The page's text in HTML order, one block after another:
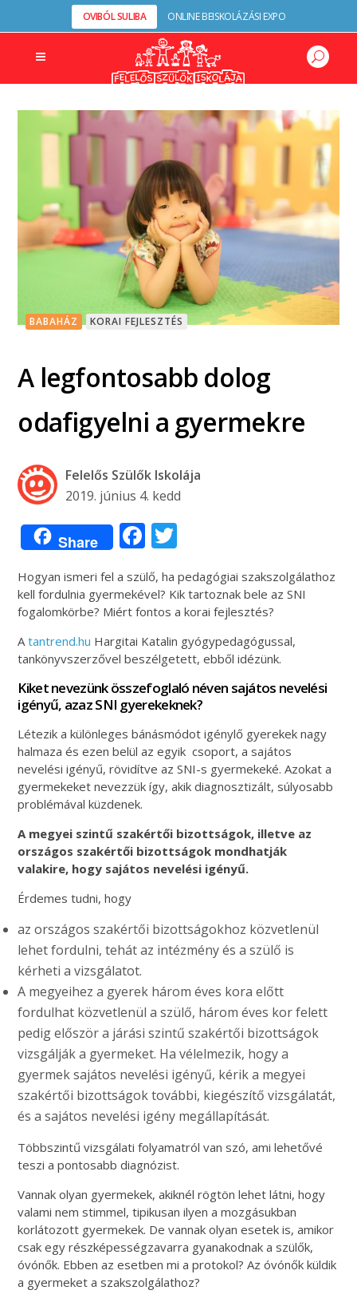
OVIBÓL SULIBA ONLINE BEISKOLÁZÁSI EXPO
BABAHÁZ KORAI FEJLESZTÉS
A legfontosabb dolog
odafigyelni a gyermekre
Felelős Szülők Iskolája
2019. június 4. kedd
Share Facebook
Hogyan ismeri fel a szülő, ha pedagógiai szakszolgálathoz
kell fordulnia gyermekével? Kik tartoznak bele az SNI
fogalomkörbe? Miért fontos a korai fejlesztés?
Atantrend.hu Hargitai Katalin gyógypedagógussal,
tankönyvszerzővel beszélgetett, ebből idézünk.
Kiket nevezünk összefoglaló néven sajátos nevelési
igényű, azaz SNI gyerekeknek?
Létezik a különleges bánásmódot igénylő gyerekek nagy
halmaza és ezen belül az egyik csoport, a sajátos
nevelési igényű, rövidítve az SNI-s gyermekeké. Azokat a
gyermekeket nevezzük így, akik diagnosztizált, súlyosabb
problémával küzdenek.
A megyei szintű szakértői bizottságok, illetve az
országos szakértői bizottságok mondhatják
valakire, hogy sajátos nevelési igényű.
Érdemes tudni, hogy
az országos szakértői bizottságokhoz közvetlenül
lehet fordulni, tehát az intézmény és a szülő is
kérheti a vizsgálatot.
A megyeihez a gyerek három éves kora előtt
fordulhat közvetlenül a szülő, három éves kor felett
pedig először a járási szintű szakértői bizottságok
vizsgálják a gyermeket. Ha vélelmezik, hogy a
gyermek sajátos nevelési igényű, kérik a megyei
szakértői bizottságok további, kiegészítő vizsgálatát,
és a sajátos nevelési igény megállapítását.
Többszintű vizsgálati folyamatról van szó, ami lehetővé
teszi a pontosabb diagnózist.
Vannak olyan gyermekek, akiknél rögtön lehet látni, hogy
valami nem stimmel, tipikusan ilyen a mozgásukban
korlátozott gyermekek. De vannak olyan esetek is, amikor
csak egy részképességzavarra gyanakodnak a szülők,
óvónők. Ebben az esetben mi a protokol? Az óvónők küldik
a gyermeket a szakszolgálathoz?